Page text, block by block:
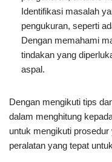
Identifikasi masalah
pengukuran, seperti
Dengan memahami
tindakan yang
aspal.
Dengan mengikuti tips
dalam menghitung
untuk mengikuti
peralatan yang tepat